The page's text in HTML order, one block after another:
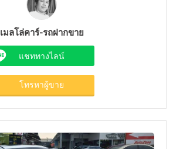
เมลโล่คาร์-รถฝากขาย
แชททางไลน์
โทรหาผู้ขาย